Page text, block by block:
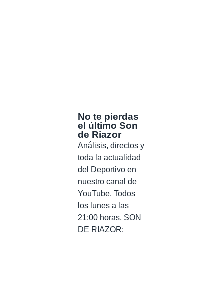
No te pierdas
el último Son
de Riazor
Análisis, directos y
toda la actualidad
del Deportivo en
nuestro canal de
YouTube. Todos
los lunes a las
21:00 horas, SON
DE RIAZOR: